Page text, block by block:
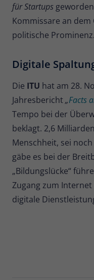
für Startups
Kommissare an
politische Prominenz.
Digitale
Die ITU hat am 28.
Jahresbericht„Facts
Tempo bei der
beklagt. 2,6
Menschheit, sei
gäbe es bei der
„Bildungslücke“
Zugang zum
digitale